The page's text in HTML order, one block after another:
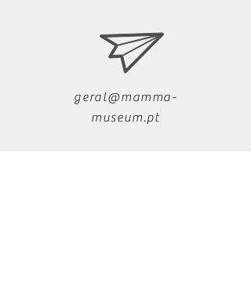
geral@mamma-
museum.pt